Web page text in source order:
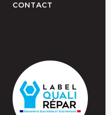
CONTACT